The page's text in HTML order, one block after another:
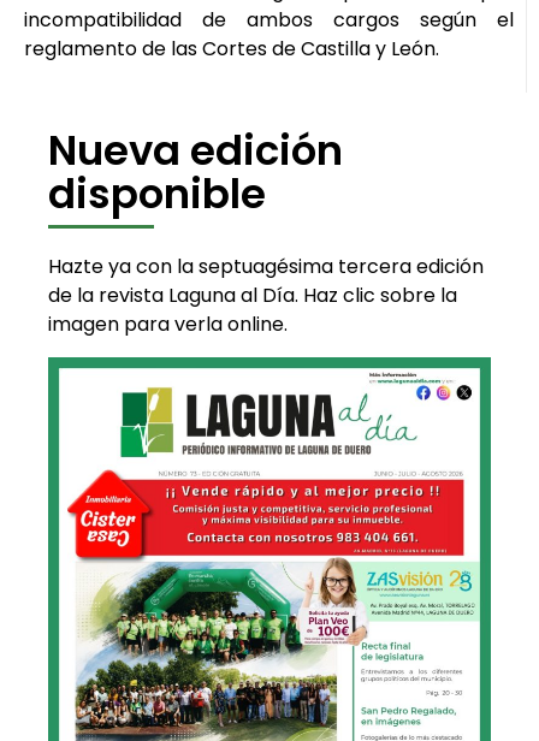
incompatibilidad de ambos cargos según el
reglamento de las Cortes de Castilla y León.
Nueva edición
disponible
Hazte ya con la septuagésima tercera edición
de la revista Laguna al Día. Haz clic sobre la
imagen para verla online.